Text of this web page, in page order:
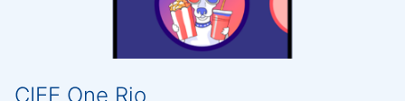
CIEE One​ Rio